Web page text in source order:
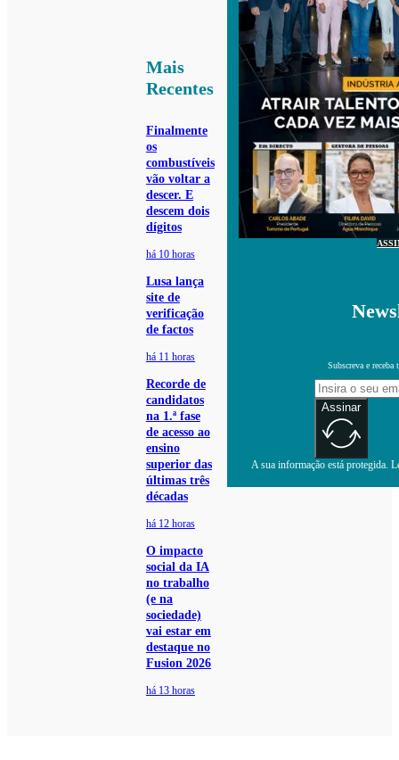
Mais
Recentes
Finalmente
os
combustíveis
vão voltar a
descer. E
descem dois
dígitos
há 10 horas
Lusa lança
site de
verificação
de factos
há 11 horas
Recorde de
candidatos
na 1.ª fase
de acesso ao
ensino
superior das
últimas três
décadas
há 12 horas
O impacto
social da IA
no trabalho
(e na
sociedade)
vai estar em
destaque no
Fusion 2026
há 13 horas
Subscreva e receba
Assinar
A sua informação está protegida.